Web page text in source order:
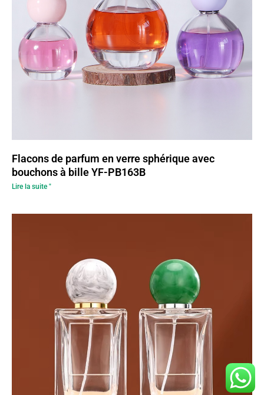
Flacons de parfum en verre sphérique avec
bouchons à bille YF-PB163B
Lire la suite "